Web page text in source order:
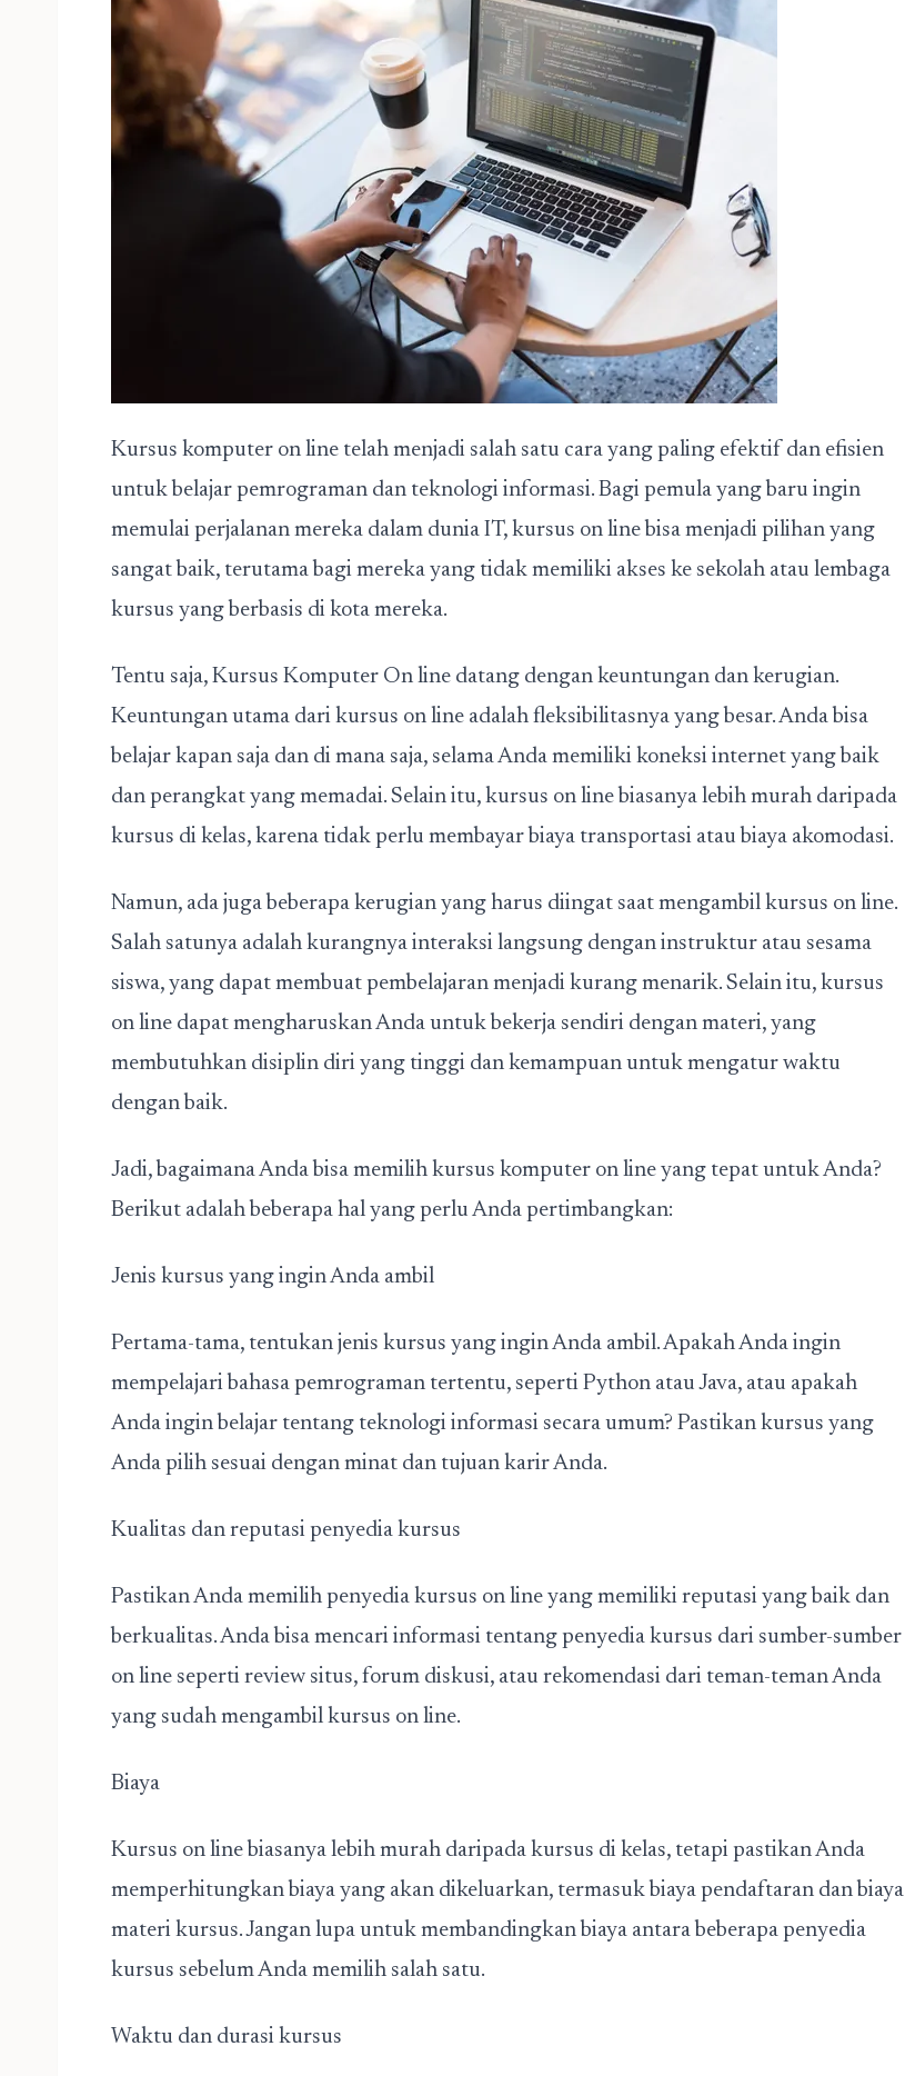
Kursus komputer on line telah menjadi salah satu cara yang paling efektif dan efisien
untuk belajar pemrograman dan teknologi informasi. Bagi pemula yang baru ingin
memulai perjalanan mereka dalam dunia IT, kursus on line bisa menjadi pilihan yang
sangat baik, terutama bagi mereka yang tidak memiliki akses ke sekolah atau lembaga
kursus yang berbasis di kota mereka.
Tentu saja, Kursus Komputer On line datang dengan keuntungan dan kerugian.
Keuntungan utama dari kursus on line adalah fleksibilitasnya yang besar. Anda bisa
belajar kapan saja dan di mana saja, selama Anda memiliki koneksi internet yang baik
dan perangkat yang memadai. Selain itu, kursus on line biasanya lebih murah daripada
kursus di kelas, karena tidak perlu membayar biaya transportasi atau biaya akomodasi.
Namun, ada juga beberapa kerugian yang harus diingat saat mengambil kursus on line.
Salah satunya adalah kurangnya interaksi langsung dengan instruktur atau sesama
siswa, yang dapat membuat pembelajaran menjadi kurang menarik. Selain itu, kursus
on line dapat mengharuskan Anda untuk bekerja sendiri dengan materi, yang
membutuhkan disiplin diri yang tinggi dan kemampuan untuk mengatur waktu
dengan baik.
Jadi, bagaimana Anda bisa memilih kursus komputer on line yang tepat untuk Anda?
Berikut adalah beberapa hal yang perlu Anda pertimbangkan:
Jenis kursus yang ingin Anda ambil
Pertama-tama, tentukan jenis kursus yang ingin Anda ambil. Apakah Anda ingin
mempelajari bahasa pemrograman tertentu, seperti Python atau Java, atau apakah
Anda ingin belajar tentang teknologi informasi secara umum? Pastikan kursus yang
Anda pilih sesuai dengan minat dan tujuan karir Anda.
Kualitas dan reputasi penyedia kursus
Pastikan Anda memilih penyedia kursus on line yang memiliki reputasi yang baik dan
berkualitas. Anda bisa mencari informasi tentang penyedia kursus dari sumber-sumber
on line seperti review situs, forum diskusi, atau rekomendasi dari teman-teman Anda
yang sudah mengambil kursus on line.
Biaya
Kursus on line biasanya lebih murah daripada kursus di kelas, tetapi pastikan Anda
memperhitungkan biaya yang akan dikeluarkan, termasuk biaya pendaftaran dan biaya
materi kursus. Jangan lupa untuk membandingkan biaya antara beberapa penyedia
kursus sebelum Anda memilih salah satu.
Waktu dan durasi kursus